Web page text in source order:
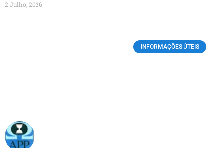
2 Julho, 2026
INFORMAÇÕES ÚTEIS